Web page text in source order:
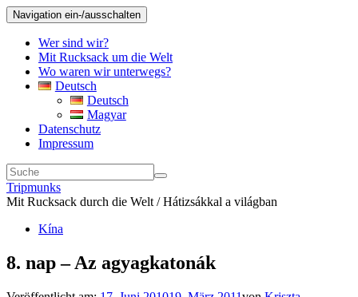
Navigation ein-/ausschalten
Wer sind wir?
Mit Rucksack um die Welt
Wo waren wir unterwegs?
Deutsch
Deutsch
Magyar
Datenschutz
Impressum
Tripmunks
Mit Rucksack durch die Welt / Hátizsákkal a világban
Kína
8. nap – Az agyagkatonák